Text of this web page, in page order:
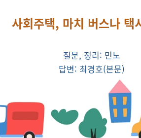
사회주택, 마치 버스나 택
질문, 정리: 민노
답변: 최경호(본문)